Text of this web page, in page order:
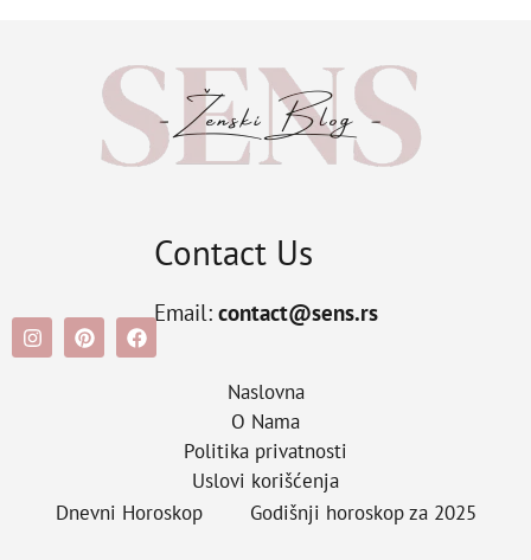
Contact Us
Email: contact@sens.rs
Naslovna
O Nama
Politika privatnosti
Uslovi korišćenja
Dnevni Horoskop
Godišnji horoskop za 2025